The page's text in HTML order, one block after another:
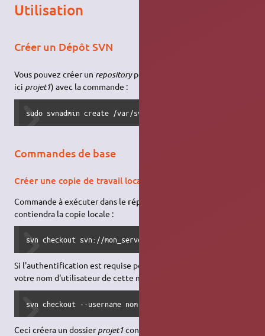
Utilisation
Créer un Dépôt SVN
Vous pouvez créer un repositorypour un projet (nous prendrons
ici projet1) avec la commande :
sudo svnadmin create /var/svn/projet1
Commandes de base
Créer une copie de travail locale
Commande à exécuter dans le répertoire parent
contiendra la copie locale :
svn checkout svn://mon_serveur/projet1
Si l'authentification est requise pour votre dépôt, précisez
votre nom d'utilisateur de cette manière :
svn checkout --username nom svn://mon_serveur/projet1
Ceci créera un dossierprojet1contenant les sources du dépôt.